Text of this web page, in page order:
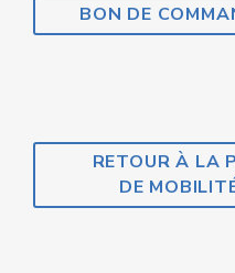
BON DE
RETOUR À LA
DE